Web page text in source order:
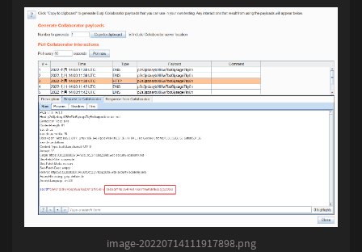
image-20220714111917898.png